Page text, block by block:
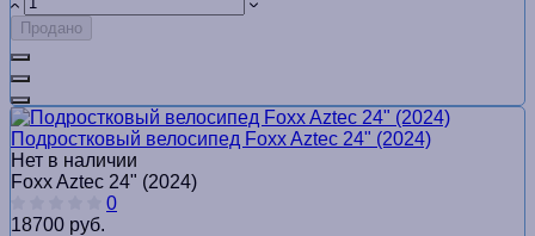
Продано
Подростковый велосипед Foxx Aztec 24" (2024)
Нет в наличии
Foxx Aztec 24" (2024)
0
18700 руб.